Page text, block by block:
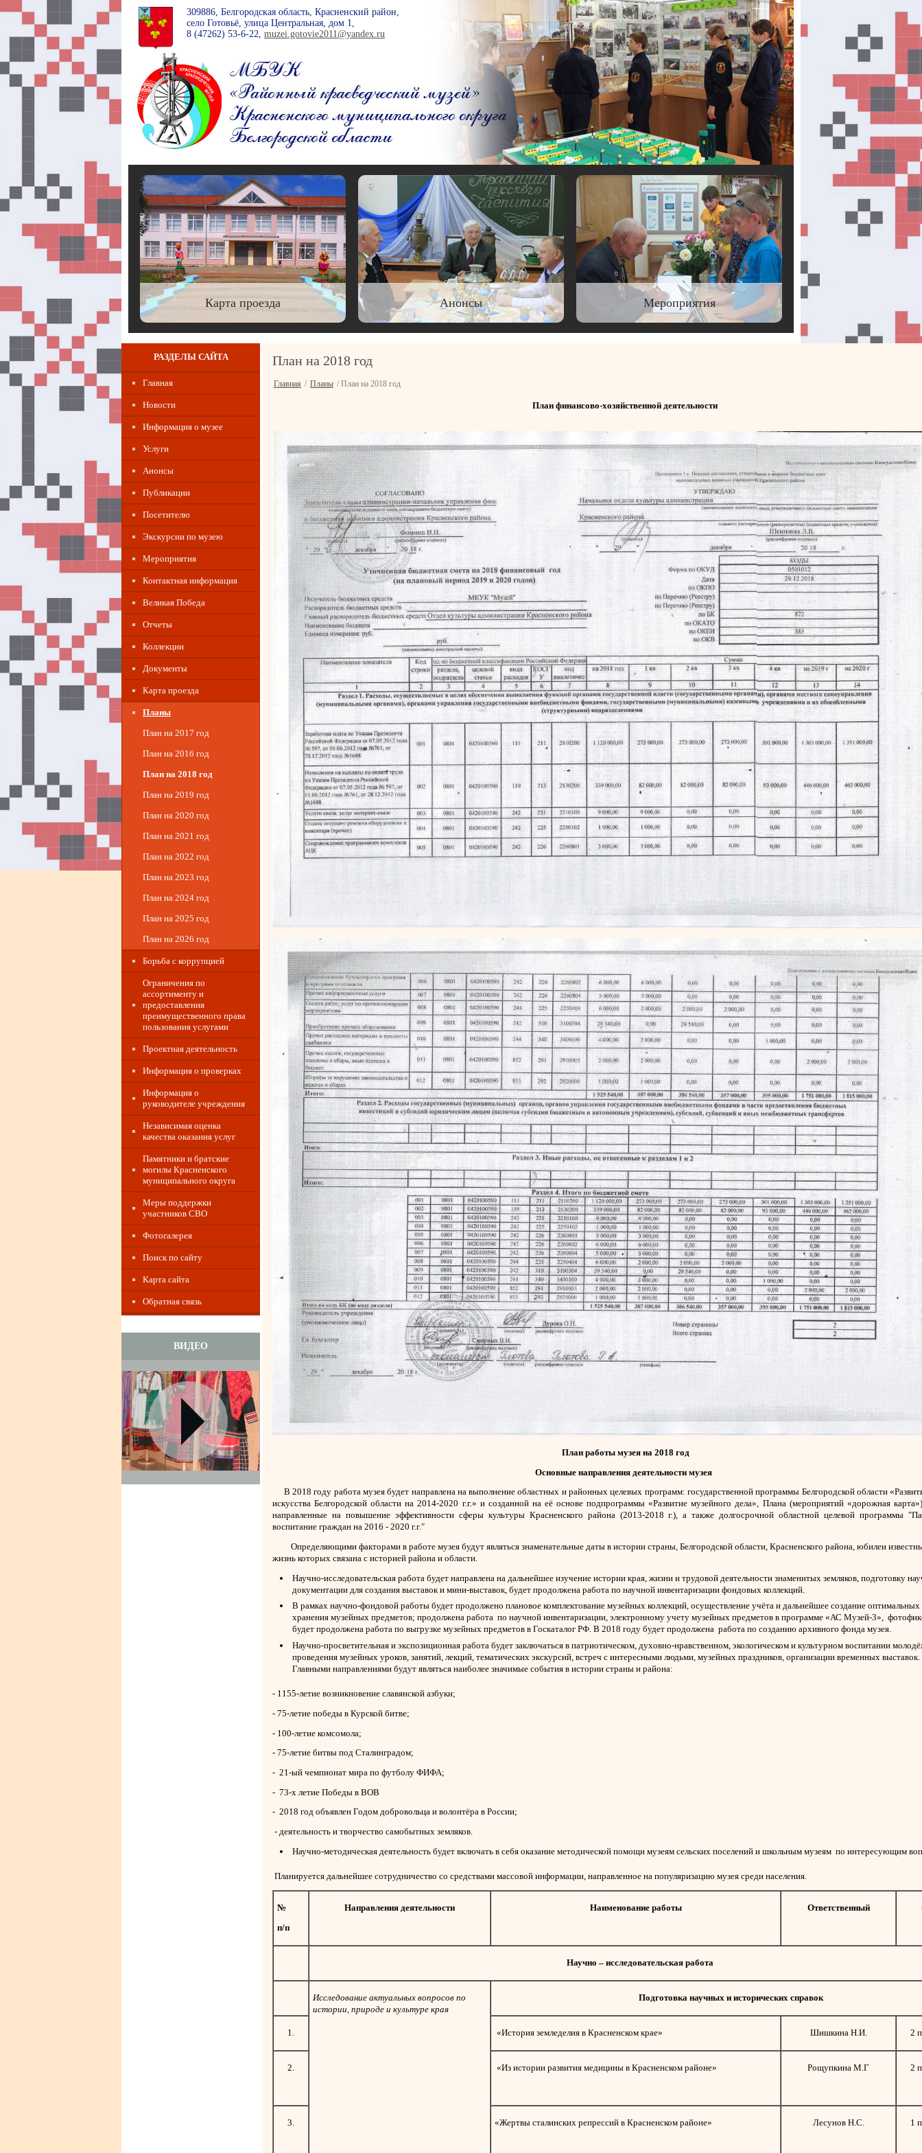
309886, Белгородская область, Красненский район,
село Готовьё, улица Центральная, дом 1,
8 (47262) 53-6-22, muzei.gotovie2011@yandex.ru
Карта проезда Анонсы Мероприятия
РАЗДЕЛЫ САЙТА
Главная
Новости
Информация о музее
Услуги
Анонсы
Публикации
Посетителю
Экскурсии по музею
Мероприятия
Контактная информация
Великая Победа
Отчеты
Коллекции
Документы
Карта проезда
Планы
План на 2017 год
План на 2016 год
План на 2018 год
План на 2019 год
План на 2020 год
План на 2021 год
План на 2022 год
План на 2023 год
План на 2024 год
План на 2025 год
План на 2026 год
Борьба с коррупцией
Ограничения по
ассортименту и
предоставления
преимущественного права
пользования услугами
Проектная деятельность
Информация о проверках
Информация о
руководителе учреждения
Независимая оценка
качества оказания услуг
Памятники и братские
могилы Красненского
муниципального округа
Меры поддержки
участников СВО
Фотогалерея
Поиск по сайту
Карта сайта
Обратная связь
ВИДЕО
План на 2018 год
Главная / Планы / План на 2018 год
План финансово-хозяйственной деятельности
План работы музея на 2018 год
Основные направления деятельности музея
В 2018 году работа музея будет направлена на выполнение областных и районных целевых программ: государственной программы Белгородской области
искусства Белгородской области на 2014-2020 г.г.» и созданной на её основе подпрограммы «Развитие музейного дела», Плана (мероприятий «дорожная
направленные на повышение эффективности сферы культуры Красненского района (2013-2018 г.), а также долгосрочной областной целевой программы
воспитание граждан на 2016 - 2020 г.г."
Определяющими факторами в работе музея будут являться знаменательные даты в истории страны, Белгородской области, Красненского района, юбилеи
жизнь которых связана с историей района и области.
Научно-исследовательская работа будет направлена на дальнейшее изучение истории края, жизни и трудовой деятельности знаменитых земляков, подготовку
документации для создания выставок и мини-выставок, будет продолжена работа по научной инвентаризации фондовых коллекций.
В рамках научно-фондовой работы будет продолжено плановое комплектование музейных коллекций, осуществление учёта и дальнейшее создание оптимальных
хранения музейных предметов; продолжена работа по научной инвентаризации, электронному учету музейных предметов в программе «АС Музей-3»,
будет продолжена работа по выгрузке музейных предметов в Госкаталог РФ. В 2018 году будет продолжена работа по созданию архивного фонда музея.
Научно-просветительная и экспозиционная работа будет заключаться в патриотическом, духовно-нравственном, экологическом и культурном воспитании
проведения музейных уроков, занятий, лекций, тематических экскурсий, встреч с интересными людьми, музейных праздников, организации временных выставок.
Главными направлениями будут являться наиболее значимые события в истории страны и района:
- 1155-летие возникновение славянской азбуки;
- 75-летие победы в Курской битве;
- 100-летие комсомола;
- 75-летие битвы под Сталинградом;
- 21-ый чемпионат мира по футболу ФИФА;
- 73-х летие Победы в ВОВ
- 2018 год объявлен Годом добровольца и волонтёра в России;
- деятельность и творчество самобытных земляков.
Научно-методическая деятельность будет включать в себя оказание методической помощи музеям сельских поселений и школьным музеям по интересующим
Планируется дальнейшее сотрудничество со средствами массовой информации, направленное на популяризацию музея среди населения.
№
п/п
Направления деятельности Наименование работы Ответственный
Научно – исследовательская работа
Исследование актуальных вопросов по
истории, природе и культуре края
Подготовка научных и исторических справок
1. «История земледелия в Красненском крае» Шишкина Н.И. 2
2. «Из истории развития медицины в Красненском районе» Рощупкина М.Г 2
3. «Жертвы сталинских репрессий в Красненском районе» Лесунов Н.С. 1